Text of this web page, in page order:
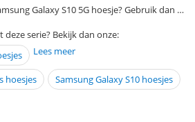
Galaxy S10 5G hoesje? Gebruik dan de
Bestel vervolgens op werkdagen voor
Galaxy S10 5G hoesje de volgende dag
serie? Bekijk dan onze:
hoesjes
Samsung Galaxy S10 hoesjes
Lees meer